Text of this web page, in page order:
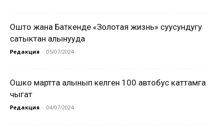
Ошто жана Баткенде «Золотая жизнь» суусундугу
сатыктан алынууда
Редакция - 05/07/2024
Ошко мартта алынып келген 100 автобус каттамга
чыгат
Редакция - 04/07/2024